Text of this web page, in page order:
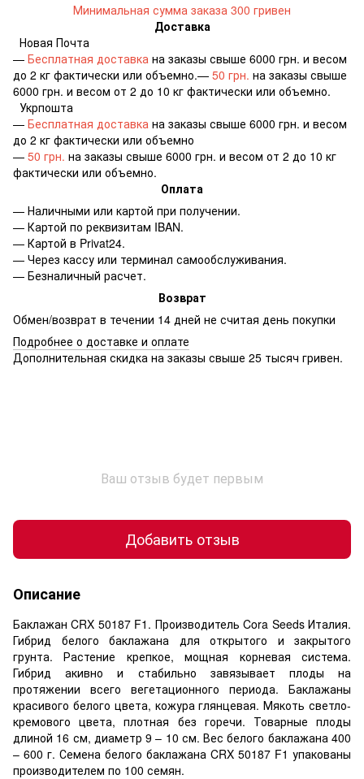
Минимальная сумма заказа 300 гривен
Доставка
Новая Почта
— Бесплатная доставка на заказы свыше 6000 грн. и весом
до 2 кг фактически или объемно.— 50 грн. на заказы свыше
6000 грн. и весом от 2 до 10 кг фактически или объемно.
Укрпошта
— Бесплатная доставка на заказы свыше 6000 грн. и весом
до 2 кг фактически или объемно
— 50 грн. на заказы свыше 6000 грн. и весом от 2 до 10 кг
фактически или объемно.
Оплата
— Наличными или картой при получении.
— Картой по реквизитам IBAN.
— Картой в Privat24.
— Через кассу или терминал самообслуживания.
— Безналичный расчет.
Возврат
Обмен/возврат в течении 14 дней не считая день покупки
Подробнее о доставке и оплате
Дополнительная скидка на заказы свыше 25 тысяч гривен.
Ваш отзыв будет первым
Добавить отзыв
Описание
Баклажан CRX 50187 F1. Производитель Cora Seeds Италия.
Гибрид белого баклажана для открытого и закрытого
грунта. Растение крепкое, мощная корневая система.
Гибрид акивно и стабильно завязывает плоды на
протяжении всего вегетационного периода. Баклажаны
красивого белого цвета, кожура глянцевая. Мякоть светло-
кремового цвета, плотная без горечи. Товарные плоды
длиной 16 см, диаметр 9 – 10 см. Вес белого баклажана 400
– 600 г. Семена белого баклажана CRX 50187 F1 упакованы
производителем по 100 семян.